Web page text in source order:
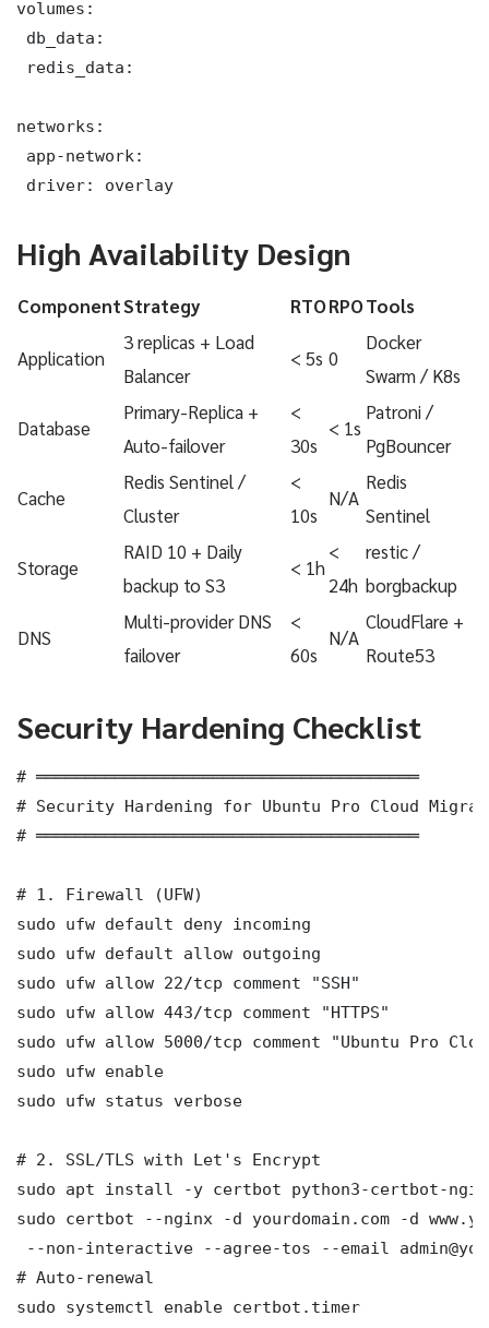
volumes:
db_data:
redis_data:
networks:
app-network:
driver: overlay
High Availability Design
ComponentStrategy RTORPOTools
Application
3 replicas + Load
Balancer
< 5s 0
Docker
Swarm / K8s
Database
Primary-Replica +
Auto-failover
<
30s
< 1s
Patroni /
PgBouncer
Cache
Redis Sentinel /
Cluster
<
10s
N/A
Redis
Sentinel
Storage
RAID 10 + Daily
backup to S3
< 1h
<
24h
restic /
borgbackup
DNS
Multi-provider DNS
failover
<
60s
N/A
CloudFlare +
Route53
Security Hardening Checklist
# ═══════════════════════════════════════
# Security Hardening for Ubuntu Pro Cloud
# ═══════════════════════════════════════
# 1. Firewall (UFW)
sudo ufw default deny incoming
sudo ufw default allow outgoing
sudo ufw allow 22/tcp comment "SSH"
sudo ufw allow 443/tcp comment "HTTPS"
sudo ufw allow 5000/tcp comment "Ubuntu Pro
sudo ufw enable
sudo ufw status verbose
# 2. SSL/TLS with Let's Encrypt
sudo apt install -y certbot python3-certbot-
sudo certbot --nginx -d yourdomain.com -d
--non-interactive --agree-tos --email
# Auto-renewal
sudo systemctl enable certbot.timer